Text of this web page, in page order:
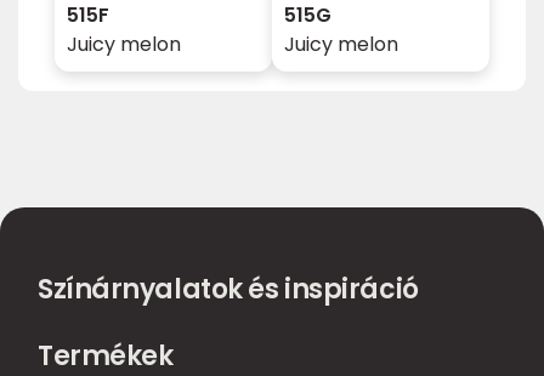
515F
Juicy melon
515G
Juicy melon
Színárnyalatok és inspiráció
Termékek